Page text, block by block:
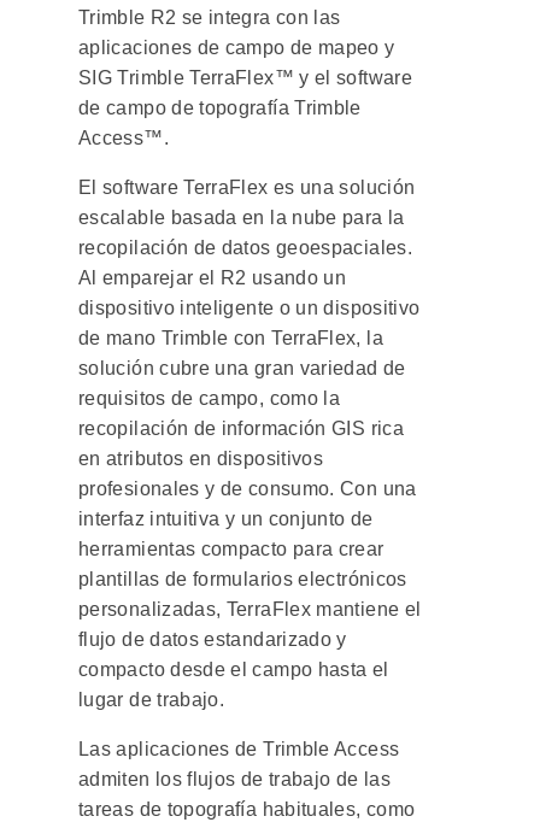
Trimble R2 se integra con las
aplicaciones de campo de mapeo y
SIG Trimble TerraFlex™ y el software
de campo de topografía Trimble
Access™.
El software TerraFlex es una solución
escalable basada en la nube para la
recopilación de datos geoespaciales.
Al emparejar el R2 usando un
dispositivo inteligente o un dispositivo
de mano Trimble con TerraFlex, la
solución cubre una gran variedad de
requisitos de campo, como la
recopilación de información GIS rica
en atributos en dispositivos
profesionales y de consumo. Con una
interfaz intuitiva y un conjunto de
herramientas compacto para crear
plantillas de formularios electrónicos
personalizadas, TerraFlex mantiene el
flujo de datos estandarizado y
compacto desde el campo hasta el
lugar de trabajo.
Las aplicaciones de Trimble Access
admiten los flujos de trabajo de las
tareas de topografía habituales, como